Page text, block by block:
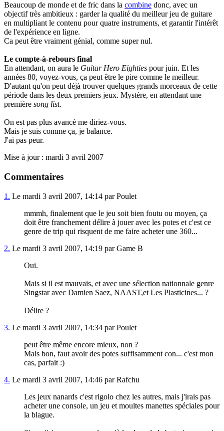
Beaucoup de monde et de fric dans la combine donc, avec un
objectif très ambitieux : garder la qualité du meilleur jeu de guitare
en multipliant le contenu pour quatre instruments, et garantir l'intérêt
de l'expérience en ligne.
Ca peut être vraiment génial, comme super nul.
Le compte-à-rebours final
En attendant, on aura le Guitar Hero Eighties pour juin. Et les
années 80, voyez-vous, ça peut être le pire comme le meilleur.
D'autant qu'on peut déjà trouver quelques grands morceaux de cette
période dans les deux premiers jeux. Mystère, en attendant une
première song list.
On est pas plus avancé me diriez-vous.
Mais je suis comme ça, je balance.
J'ai pas peur.
Mise à jour : mardi 3 avril 2007
Commentaires
1. Le mardi 3 avril 2007, 14:14 par Poulet
mmmh, finalement que le jeu soit bien foutu ou moyen, ça
doit être franchement délire à jouer avec les potes et c'est ce
genre de trip qui risquent de me faire acheter une 360...
2. Le mardi 3 avril 2007, 14:19 par Game B
Oui.
Mais si il est mauvais, et avec une sélection nationnale genre
Singstar avec Damien Saez, NAAST,et Les Plasticines... ?
Délire ?
3. Le mardi 3 avril 2007, 14:34 par Poulet
peut être même encore mieux, non ?
Mais bon, faut avoir des potes suffisamment con... c'est mon
cas, parfait :)
4. Le mardi 3 avril 2007, 14:46 par Rafchu
Les jeux nanards c'est rigolo chez les autres, mais j'irais pas
acheter une console, un jeu et moultes manettes spéciales pour
la blague.